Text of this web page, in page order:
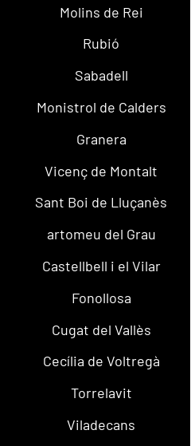
Molins de Rei
Rubió
Sabadell
Monistrol de Calders
Granera
Vicenç de Montalt
Sant Boi de Lluçanès
artomeu del Grau
Castellbell i el Vilar
Fonollosa
Cugat del Vallès
Cecília de Voltregà
Torrelavit
Viladecans